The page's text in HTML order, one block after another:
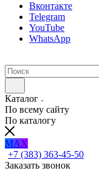
Вконтакте
Telegram
YouTube
WhatsApp
Каталог
По всему сайту
По каталогу
MAX
+7 (383) 363-45-50
Заказать звонок